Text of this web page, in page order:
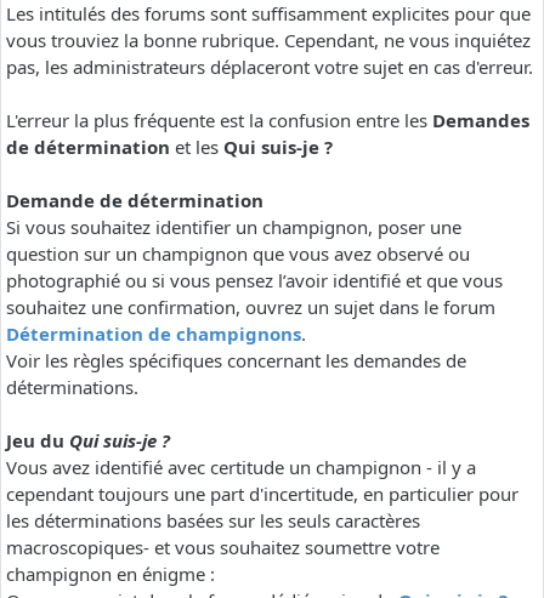
Les intitulés des forums sont suffisamment explicites pour que
vous trouviez la bonne rubrique. Cependant, ne vous inquiétez
pas, les administrateurs déplaceront votre sujet en cas d'erreur.
L'erreur la plus fréquente est la confusion entre les Demandes
de détermination et les Qui suis-je ?
Demande de détermination
Si vous souhaitez identifier un champignon, poser une
question sur un champignon que vous avez observé ou
photographié ou si vous pensez l’avoir identifié et que vous
souhaitez une confirmation, ouvrez un sujet dans le forum
Détermination de champignons.
Voir les règles spécifiques concernant les demandes de
déterminations.
Jeu du Qui suis-je ?
Vous avez identifié avec certitude un champignon - il y a
cependant toujours une part d'incertitude, en particulier pour
les déterminations basées sur les seuls caractères
macroscopiques- et vous souhaitez soumettre votre
champignon en énigme :